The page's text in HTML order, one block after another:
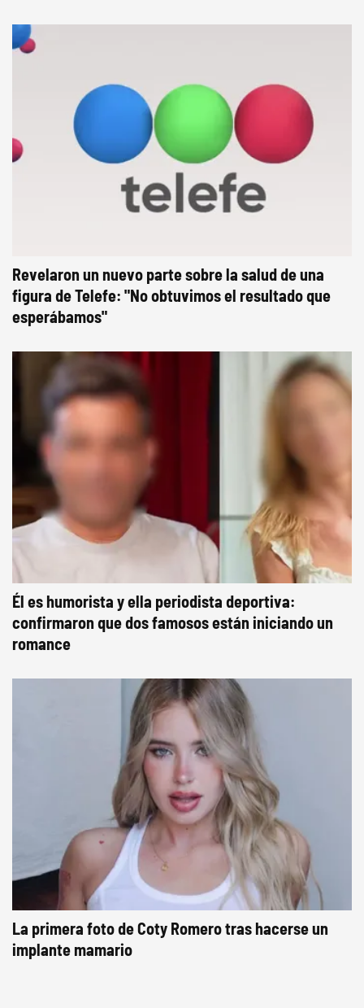
Revelaron un nuevo parte sobre la salud de una
figura de Telefe: "No obtuvimos el resultado que
esperábamos"
Él es humorista y ella periodista deportiva:
confirmaron que dos famosos están iniciando un
romance
La primera foto de Coty Romero tras hacerse un
implante mamario